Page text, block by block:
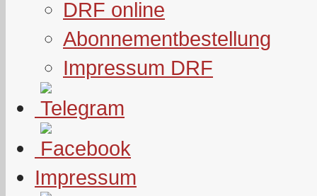
DRF online
Abonnementbestellung
Impressum DRF
Impressum